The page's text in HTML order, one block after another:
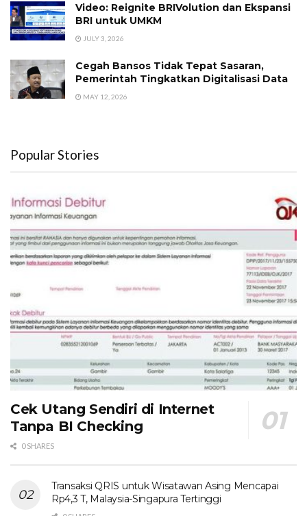
Video: Reignite BRIVolution dan Ekspansi
BRI untuk UMKM
JULY 3, 2026
Cegah Bansos Tidak Tepat Sasaran,
Pemerintah Tingkatkan Digitalisasi Data
MAY 12, 2026
Popular Stories
Cek Utang Sendiri di Internet
Tanpa BI Checking
0 SHARES
Transaksi QRIS untuk Wisatawan Asing Mencapai
Rp4,3 T, Malaysia-Singapura Tertinggi